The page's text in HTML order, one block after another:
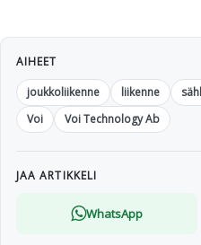
AIHEET
joukkoliikenne
liikenne
Voi
Voi Technology Ab
JAA ARTIKKELI
WhatsApp